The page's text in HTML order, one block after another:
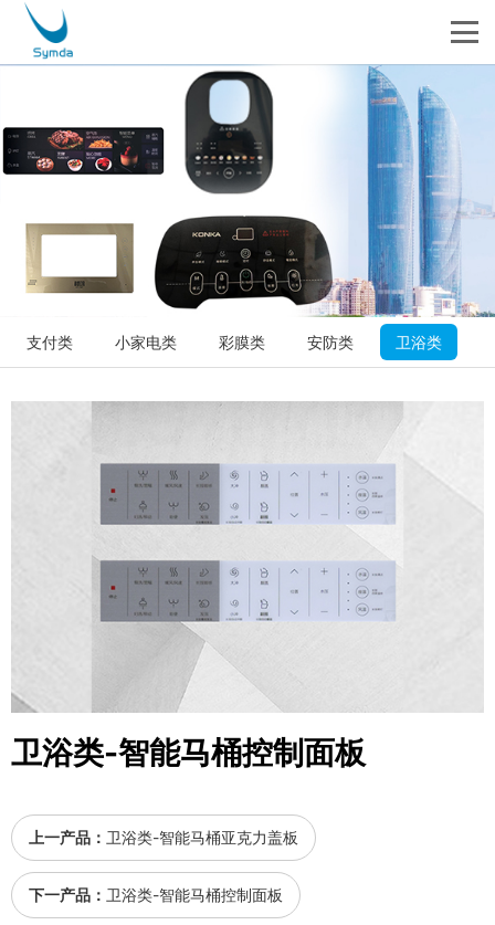
支付类 小家电类 彩膜类 安防类 卫浴类
卫浴类-智能马桶控制面板
上一产品： 卫浴类-智能马桶亚克力盖板
下一产品： 卫浴类-智能马桶控制面板